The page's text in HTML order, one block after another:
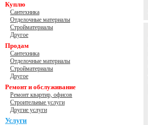
Куплю
Сантехника
Отделочные материалы
Стройматериалы
Другое
Продам
Сантехника
Отделочные материалы
Стройматериалы
Другое
Ремонт и обслуживание
Ремонт квартир, офисов
Строительные услуги
Другие услуги
Услуги